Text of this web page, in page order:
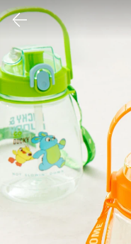
클릭 시 이미지 확대 보기 팝업 열림